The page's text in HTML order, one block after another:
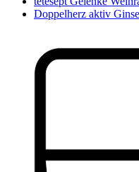
Doppelherz aktiv